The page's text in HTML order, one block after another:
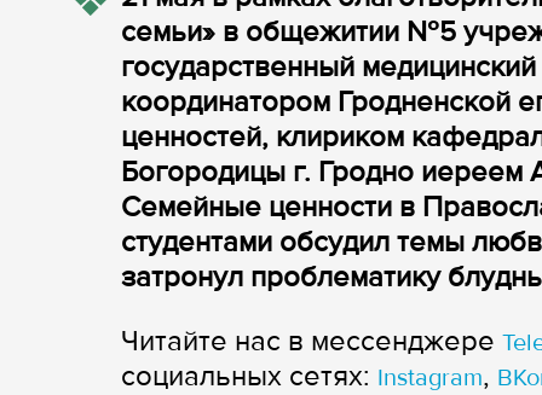
семьи» в общежитии №5
государственный
координатором Гродненской
ценностей, клириком
Богородицы г. Гродно иереем
Семейные ценности в
студентами обсудил темы
затронул проблематику
Читайте нас в мессенджере
cоциальных сетях: Instagram,